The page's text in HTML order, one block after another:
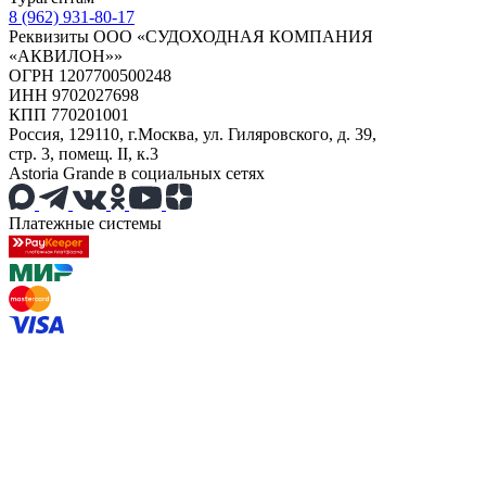
8 (962) 931-80-17
Реквизиты ООО «СУДОХОДНАЯ КОМПАНИЯ
«АКВИЛОН»»
ОГРН 1207700500248
ИНН 9702027698
КПП 770201001
Россия, 129110, г.Москва, ул. Гиляровского, д. 39,
стр. 3, помещ. II, к.3
Astoria Grande в социальных сетях
Платежные системы